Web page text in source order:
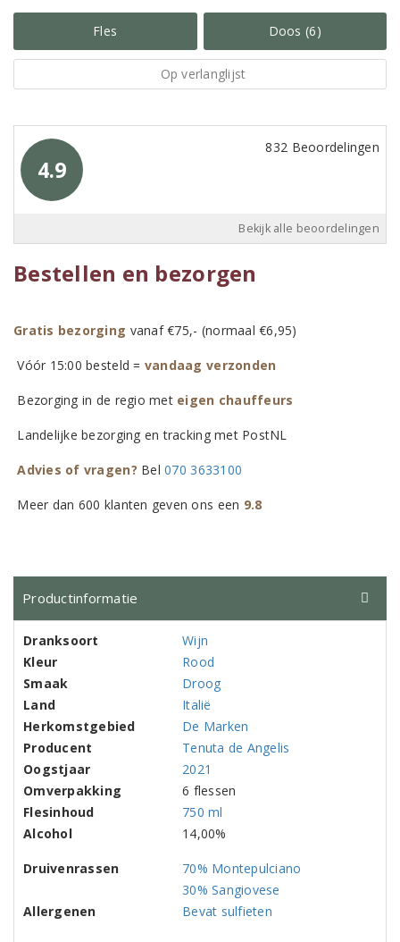
Fles Doos (6)
Op verlanglijst
4.9
832 Beoordelingen
Bekijk alle beoordelingen
Bestellen en bezorgen
Gratis bezorging vanaf €75,- (normaal €6,95)
Vóór 15:00 besteld = vandaag verzonden
Bezorging in de regio met eigen chauffeurs
Landelijke bezorging en tracking met PostNL
Advies of vragen? Bel070 3633100
Meer dan 600 klanten geven ons een 9.8
Productinformatie
Dranksoort
Wijn
Kleur
Rood
Smaak
Droog
Land
Italië
Herkomstgebied
De Marken
Producent
Tenuta de Angelis
Oogstjaar
2021
Omverpakking
6 flessen
Flesinhoud
750 ml
Alcohol
14,00%
Druivenrassen
70% Montepulciano
30% Sangiovese
Allergenen
Bevat sulfieten